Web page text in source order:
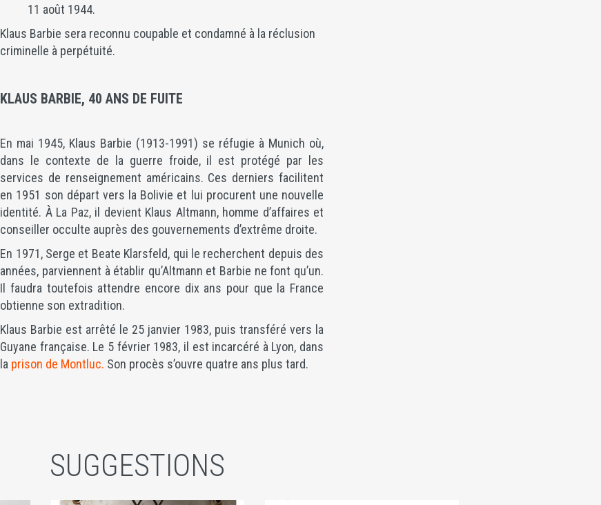
11 août 1944.
Klaus Barbie sera reconnu coupable et condamné à la réclusion
criminelle à perpétuité.
KLAUS BARBIE, 40 ANS DE FUITE
En mai 1945, Klaus Barbie (1913-1991) se réfugie à Munich où,
dans le contexte de la guerre froide, il est protégé par les
services de renseignement américains. Ces derniers facilitent
en 1951 son départ vers la Bolivie et lui procurent une nouvelle
identité. À La Paz, il devient Klaus Altmann, homme d’affaires et
conseiller occulte auprès des gouvernements d’extrême droite.
En 1971, Serge et Beate Klarsfeld, qui le recherchent depuis des
années, parviennent à établir qu’Altmann et Barbie ne font qu’un.
Il faudra toutefois attendre encore dix ans pour que la France
obtienne son extradition.
Klaus Barbie est arrêté le 25 janvier 1983, puis transféré vers la
Guyane française. Le 5 février 1983, il est incarcéré à Lyon, dans
la prison de Montluc. Son procès s’ouvre quatre ans plus tard.
SUGGESTIONS